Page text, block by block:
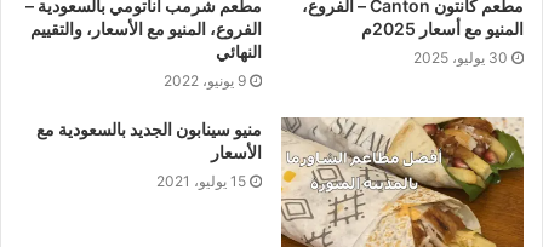
مطعم كانتون Canton – الفروع،
المنيو مع أسعار 2025م
30 يوليو، 2025
مطعم شرمب اناتومي بالسعودية –
الفروع، المنيو مع الأسعار، والتقييم
النهائي
9 يونيو، 2022
منيو سينابون الجديد بالسعودية مع
الأسعار
15 يوليو، 2021